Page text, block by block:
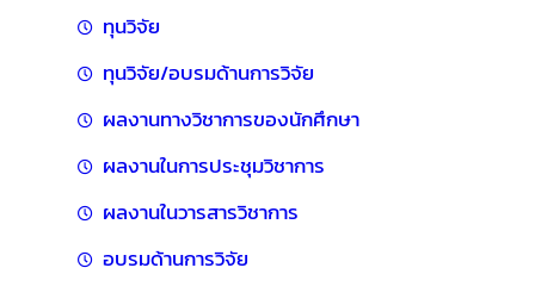
ทุนวิจัย
ทุนวิจัย/อบรมด้านการวิจัย
ผลงานทางวิชาการของนักศึกษา
ผลงานในการประชุมวิชาการ
ผลงานในวารสารวิชาการ
อบรมด้านการวิจัย